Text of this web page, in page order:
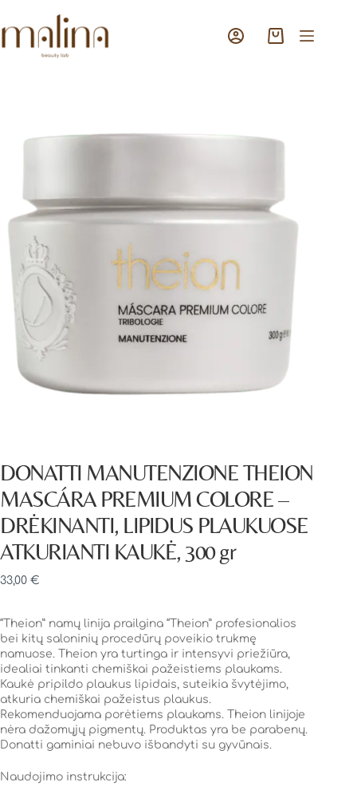
DONATTI MANUTENZIONE THEION
MASCÁRA PREMIUM COLORE –
DRĖKINANTI, LIPIDUS PLAUKUOSE
ATKURIANTI KAUKĖ, 300 gr
33,00 €
“Theion” namų linija prailgina “Theion” profesionalios
bei kitų saloninių procedūrų poveikio trukmę
namuose. Theion yra turtinga ir intensyvi priežiūra,
idealiai tinkanti chemiškai pažeistiems plaukams.
Kaukė pripildo plaukus lipidais, suteikia švytėjimo,
atkuria chemiškai pažeistus plaukus.
Rekomenduojama porėtiems plaukams. Theion linijoje
nėra dažomųjų pigmentų. Produktas yra be parabenų.
Donatti gaminiai nebuvo išbandyti su gyvūnais.
Naudojimo instrukcija: